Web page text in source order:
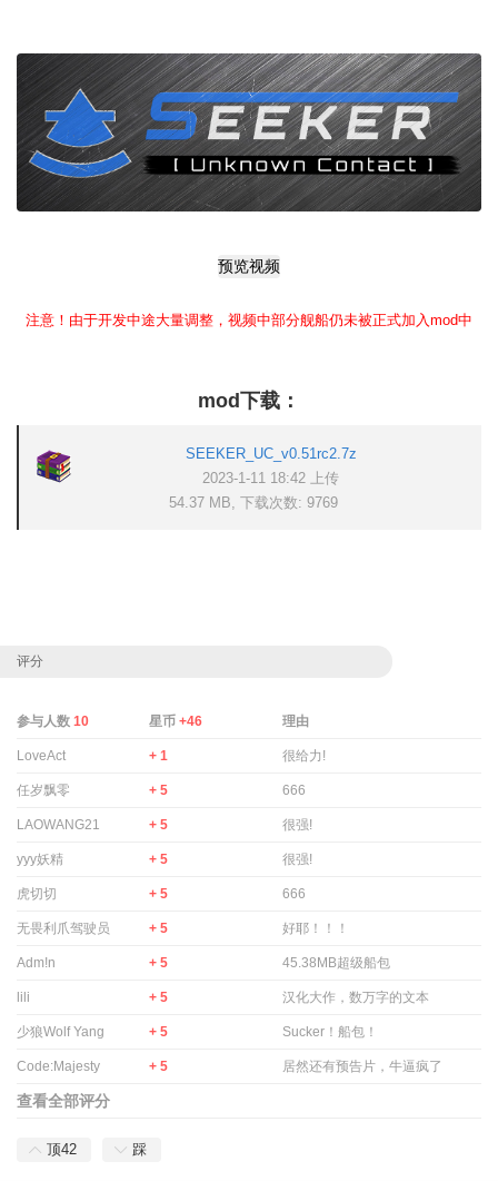
预览视频
注意！由于开发中途大量调整，视频中部分舰船仍未被正式加入mod中
mod下载：
SEEKER_UC_v0.51rc2.7z
2023-1-11 18:42 上传
54.37 MB, 下载次数: 9769
评分
参与人数 10 星币+46 理由
LoveAct + 1 很给力!
任岁飘零 + 5 666
LAOWANG21 + 5 很强!
yyy妖精 + 5 很强!
虎切切 + 5 666
无畏利爪驾驶员 + 5 好耶！！！
Adm!n + 5 45.38MB超级船包
lili + 5 汉化大作，数万字的文本
少狼Wolf Yang + 5 Sucker！船包！
Code:Majesty + 5 居然还有预告片，牛逼疯了
查看全部评分
顶42 踩